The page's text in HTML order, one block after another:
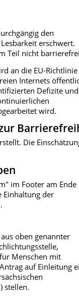
den
erschwert.
Teil nicht
an die EU-Richtlinie
Internets
Defizite und
wird.
Die
im Footer am Ende
Einhaltung der
oben genannter
Menschen mit
auf Einleitung
stellen.